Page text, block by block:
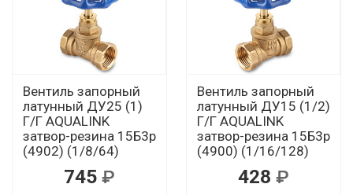
Вентиль запорный
латунный ДУ25 (1)
Г/Г AQUALINK
затвор-резина 15Б3р
(4902) (1/8/64)
745
Вентиль запорный
латунный ДУ15 (1/2)
Г/Г AQUALINK
затвор-резина 15Б3р
(4900) (1/16/128)
428